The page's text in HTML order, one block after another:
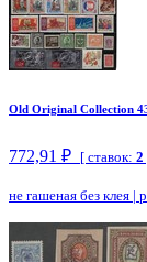
Old Original Collection
772,91 ₽ [ ставок: 2
не гашеная без клея |